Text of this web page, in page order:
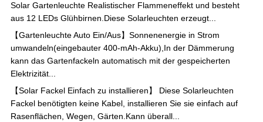
Solar Gartenleuchte Realistischer Flammeneffekt und besteht
aus 12 LEDs Glühbirnen.Diese Solarleuchten erzeugt...
【Gartenleuchte Auto Ein/Aus】Sonnenenergie in Strom
umwandeln(eingebauter 400-mAh-Akku),In der Dämmerung
kann das Gartenfackeln automatisch mit der gespeicherten
Elektrizität...
【Solar Fackel Einfach zu installieren】 Diese Solarleuchten
Fackel benötigten keine Kabel, installieren Sie sie einfach auf
Rasenflächen, Wegen, Gärten.Kann überall...